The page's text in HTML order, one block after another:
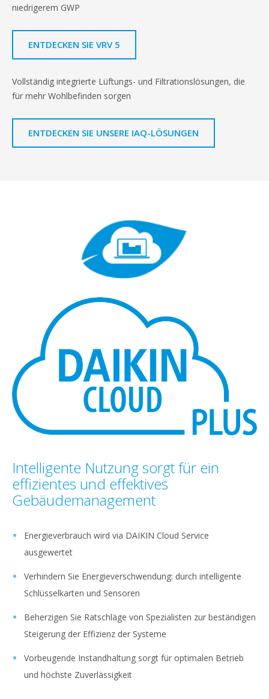
niedrigerem GWP
ENTDECKEN SIE VRV 5
Vollständig integrierte Lüftungs- und Filtrationslösungen, die
für mehr Wohlbefinden sorgen
ENTDECKEN SIE UNSERE IAQ-LÖSUNGEN
Intelligente Nutzung sorgt für ein
effizientes und effektives
Gebäudemanagement
Energieverbrauch wird via DAIKIN Cloud Service
ausgewertet
Verhindern Sie Energieverschwendung: durch intelligente
Schlüsselkarten und Sensoren
Beherzigen Sie Ratschläge von Spezialisten zur beständigen
Steigerung der Effizienz der Systeme
Vorbeugende Instandhaltung sorgt für optimalen Betrieb
und höchste Zuverlässigkeit